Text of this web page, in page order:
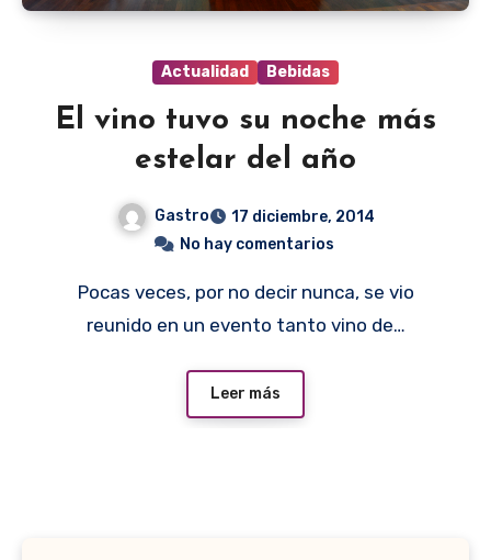
Actualidad Bebidas
El vino tuvo su noche más
estelar del año
Gastro
17 diciembre, 2014
No hay comentarios
Pocas veces, por no decir nunca, se vio
reunido en un evento tanto vino de…
Leer más